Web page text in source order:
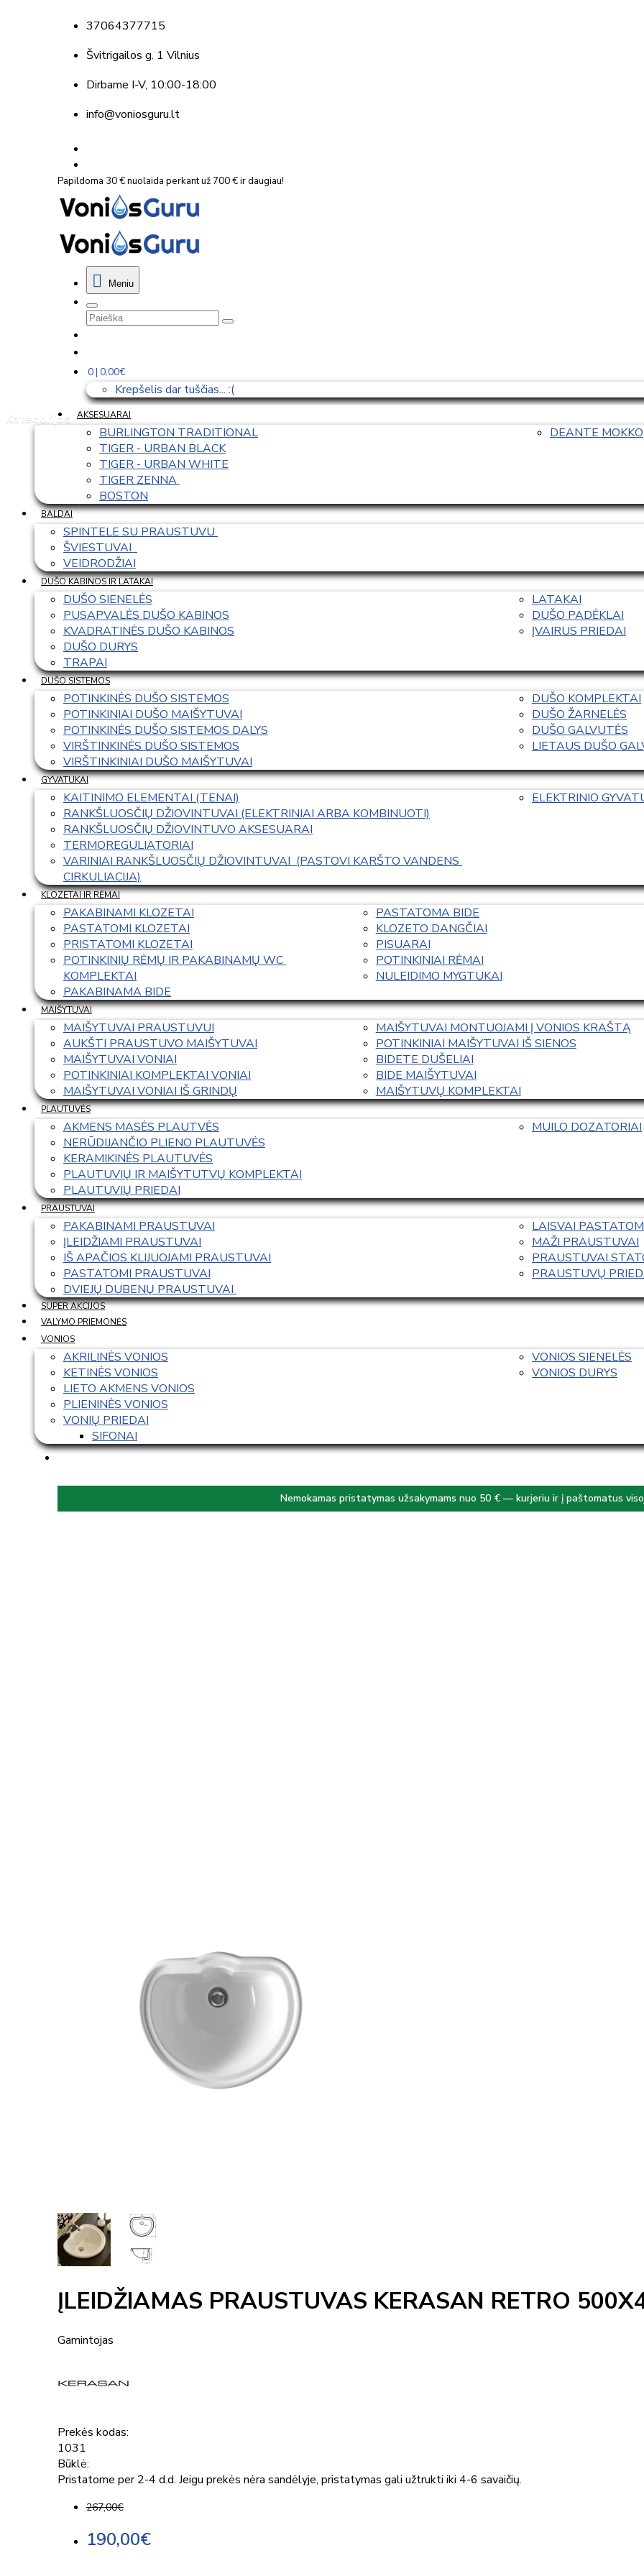
37064377715
Švitrigailos g. 1 Vilnius
Dirbame I-V, 10:00-18:00
info@voniosguru.lt
Papildoma 30 € nuolaida perkant už 700 € ir daugiau!
Meniu
0 | 0,00€
Krepšelis dar tuščias... :(
Kategorijos
AKSESUARAI
BURLINGTON TRADITIONAL
TIGER - URBAN BLACK
TIGER - URBAN WHITE
TIGER ZENNA
BOSTON
DEANTE MOKKO
BALDAI
SPINTELE SU PRAUSTUVU
ŠVIESTUVAI
VEIDRODŽIAI
DUŠO KABINOS IR LATAKAI
DUŠO SIENELĖS
PUSAPVALĖS DUŠO KABINOS
KVADRATINĖS DUŠO KABINOS
DUŠO DURYS
TRAPAI
LATAKAI
DUŠO PADĖKLAI
ĮVAIRUS PRIEDAI
DUŠO SISTEMOS
POTINKINĖS DUŠO SISTEMOS
POTINKINIAI DUŠO MAIŠYTUVAI
POTINKINĖS DUŠO SISTEMOS DALYS
VIRŠTINKINĖS DUŠO SISTEMOS
VIRŠTINKINIAI DUŠO MAIŠYTUVAI
DUŠO KOMPLEKTAI
DUŠO ŽARNELĖS
DUŠO GALVUTĖS
LIETAUS DUŠO
GYVATUKAI
KAITINIMO ELEMENTAI (TENAI)
RANKŠLUOSČIŲ DŽIOVINTUVAI (ELEKTRINIAI ARBA KOMBINUOTI)
RANKŠLUOSČIŲ DŽIOVINTUVO AKSESUARAI
TERMOREGULIATORIAI
VARINIAI RANKŠLUOSČIŲ DŽIOVINTUVAI  (PASTOVI KARŠTO VANDENS
CIRKULIACIJA)
ELEKTRINIO
KLOZETAI IR RĖMAI
PAKABINAMI KLOZETAI
PASTATOMI KLOZETAI
PRISTATOMI KLOZETAI
POTINKINIŲ RĖMŲ IR PAKABINAMŲ WC
KOMPLEKTAI
PAKABINAMA BIDE
PASTATOMA BIDE
KLOZETO DANGČIAI
PISUARAI
POTINKINIAI RĖMAI
NULEIDIMO MYGTUKAI
MAIŠYTUVAI
MAIŠYTUVAI PRAUSTUVUI
AUKŠTI PRAUSTUVO MAIŠYTUVAI
MAIŠYTUVAI VONIAI
POTINKINIAI KOMPLEKTAI VONIAI
MAIŠYTUVAI VONIAI IŠ GRINDŲ
MAIŠYTUVAI MONTUOJAMI Į VONIOS KRAŠTĄ
POTINKINIAI MAIŠYTUVAI IŠ SIENOS
BIDETE DUŠELIAI
BIDE MAIŠYTUVAI
MAIŠYTUVŲ KOMPLEKTAI
PLAUTUVĖS
AKMENS MASĖS PLAUTVĖS
NERŪDIJANČIO PLIENO PLAUTUVĖS
KERAMIKINĖS PLAUTUVĖS
PLAUTUVIŲ IR MAIŠYTUTVŲ KOMPLEKTAI
PLAUTUVIŲ PRIEDAI
MUILO DOZATORIAI
PRAUSTUVAI
PAKABINAMI PRAUSTUVAI
ĮLEIDŽIAMI PRAUSTUVAI
IŠ APAČIOS KLIJUOJAMI PRAUSTUVAI
PASTATOMI PRAUSTUVAI
DVIEJŲ DUBENŲ PRAUSTUVAI
LAISVAI
MAŽI PRAUSTUVAI
PRAUSTUVAI
PRAUSTUVŲ
SUPER AKCIJOS
VALYMO PRIEMONĖS
VONIOS
AKRILINĖS VONIOS
KETINĖS VONIOS
LIETO AKMENS VONIOS
PLIENINĖS VONIOS
VONIŲ PRIEDAI
SIFONAI
VONIOS SIENELĖS
VONIOS DURYS
Nemokamas pristatymas užsakymams nuo 50 € — kurjeriu ir į paštomatus
ĮLEIDŽIAMAS PRAUSTUVAS KERASAN RETRO
Gamintojas
Prekės kodas:
1031
Būklė:
Pristatome per 2-4 d.d. Jeigu prekės nėra sandėlyje, pristatymas gali užtrukti iki 4-6 savaičių.
267,00€
190,00€